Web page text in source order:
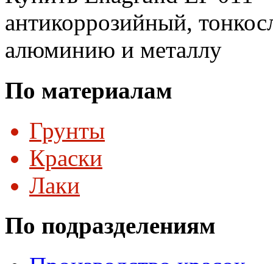
антикоррозийный,
алюминию и металлу
По материалам
Грунты
Краски
Лаки
По подразделениям